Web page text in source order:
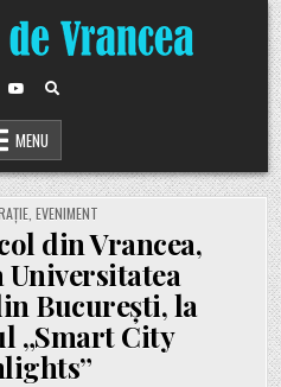
MENU
EVENIMENT
din Vrancea,
București, la
„Smart City